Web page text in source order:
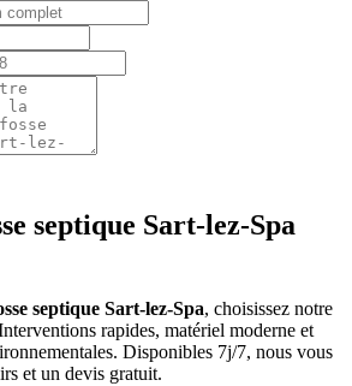
septique Sart-lez-Spa
septique Sart-lez-Spa, choisissez notre
rapides, matériel moderne et
Disponibles 7j/7, nous vous
et un devis gratuit.